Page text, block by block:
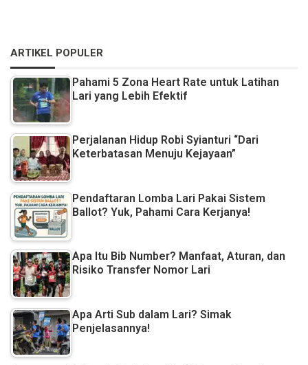
ARTIKEL POPULER
Pahami 5 Zona Heart Rate untuk Latihan
Lari yang Lebih Efektif
Perjalanan Hidup Robi Syianturi “Dari
Keterbatasan Menuju Kejayaan”
Pendaftaran Lomba Lari Pakai Sistem
Ballot? Yuk, Pahami Cara Kerjanya!
Apa Itu Bib Number? Manfaat, Aturan, dan
Risiko Transfer Nomor Lari
Apa Arti Sub dalam Lari? Simak
Penjelasannya!